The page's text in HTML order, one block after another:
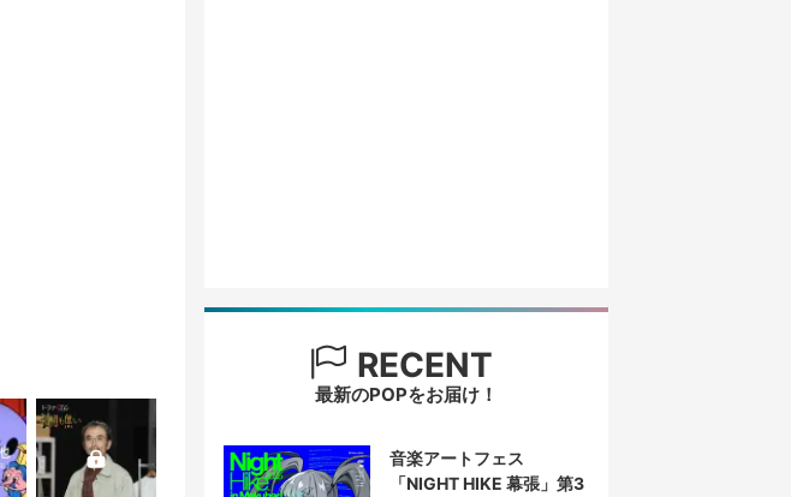
RECENT
最新のPOPをお届け！
音楽アートフェス
「NIGHT HIKE 幕張」第3